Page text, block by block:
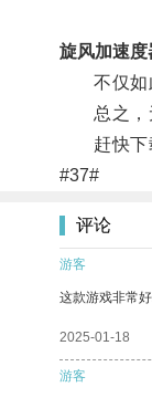
旋风加速度
不仅如此
总之，无
赶快下
#37#
评论
游客
这款游戏非常
2025-01-18
游客